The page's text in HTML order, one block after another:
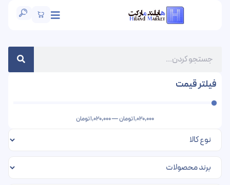
فیلتر قیمت
1,020,000تومان—
1,020,000تومان